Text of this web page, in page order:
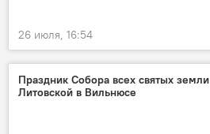
26 июля, 16:54
Праздник Собора всех святых земли
Литовской в Вильнюсе